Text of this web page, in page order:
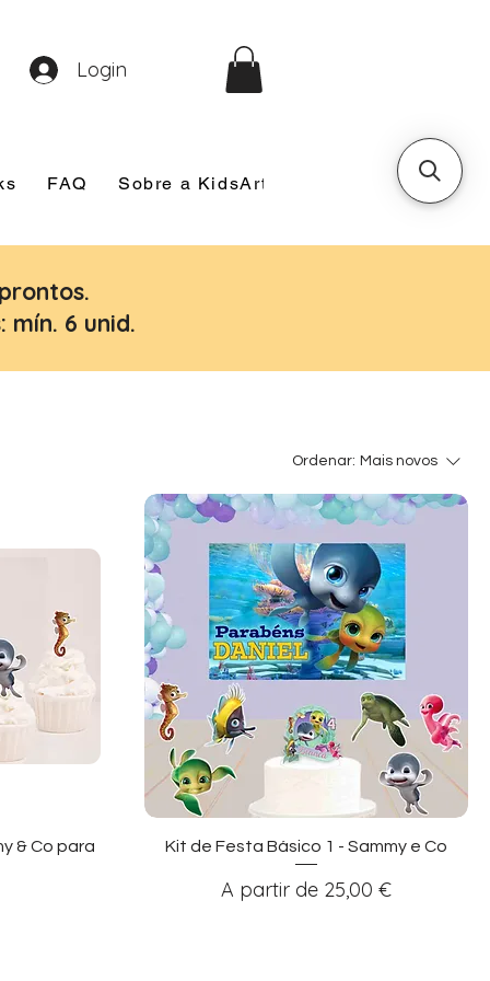
FAQ Sobre a KidsArt Sobre Mim
Login
mín. 6 unid.
Ordenar: Mais novos
& Co para
Visualização rápida
Kit de Festa Básico 1 - Sammy e Co
A partir de 25,00 €
Preço promocional